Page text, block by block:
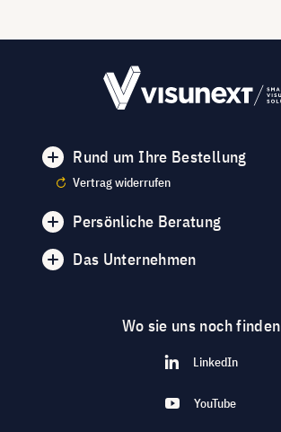
Rund um Ihre Bestellung
Vertrag widerrufen
Persönliche Beratung
Das Unternehmen
Wo sie uns noch finden
LinkedIn
YouTube